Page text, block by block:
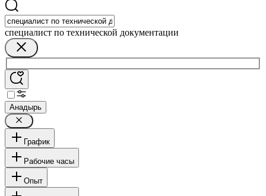
специалист по технической документации
Анадырь
График
Рабочие часы
Опыт